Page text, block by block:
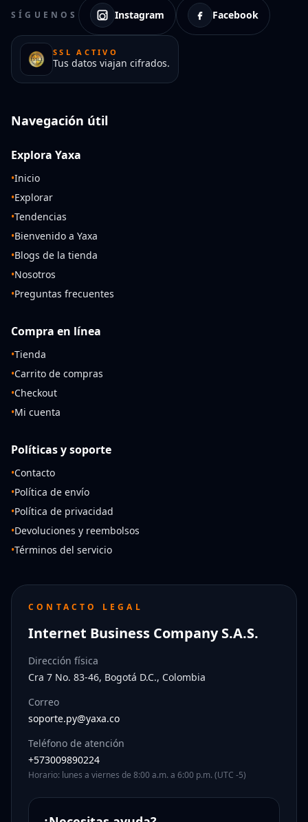
SÍGUENOS Instagram Facebook
SSL ACTIVO
Tus datos viajan cifrados.
Navegación útil
Explora Yaxa
•Inicio
•Explorar
•Tendencias
•Bienvenido a Yaxa
•Blogs de la tienda
•Nosotros
•Preguntas frecuentes
Compra en línea
•Tienda
•Carrito de compras
•Checkout
•Mi cuenta
Políticas y soporte
•Contacto
•Política de envío
•Política de privacidad
•Devoluciones y reembolsos
•Términos del servicio
CONTACTO LEGAL
Internet Business Company S.A.S.
Dirección física
Cra 7 No. 83-46, Bogotá D.C., Colombia
Correo
soporte.py@yaxa.co
Teléfono de atención
+573009890224
Horario: lunes a viernes de 8:00 a.m. a 6:00 p.m. (UTC -5)